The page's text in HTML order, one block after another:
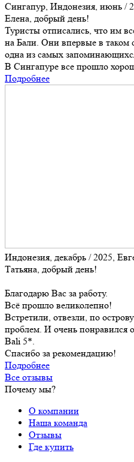
Сингапур, Индонезия, июнь /
Елена, добрый день!
Туристы отписались, что им
на Бали. Они впервые в таком
одна из самых
В Сингапуре все прошло
Подробнее
Индонезия, декабрь / 2025,
Татьяна, добрый день!
Благодарю Вас за работу.
Всё прошло великолепно!
Встретили, отвезли, по
проблем. И очень понравился
Bali 5*.
Спасибо за рекомендацию!
Подробнее
Все отзывы
Почему мы?
О компании
Наша команда
Отзывы
Где купить